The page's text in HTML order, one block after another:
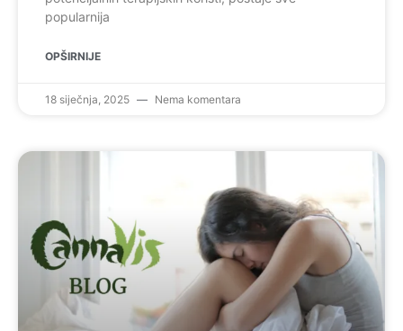
popularnija
OPŠIRNIJE
18 siječnja, 2025 Nema komentara